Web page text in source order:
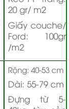
20 gr/ m2
Giấy couche/
Ford: 100gr
/m2
Rộng: 40-53 cm
Dài: 55-79 cm
Đựng từ 5-